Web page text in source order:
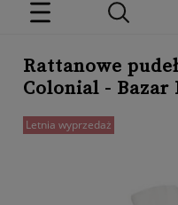
Rattanowe
Colonial - Bazar
Letnia wyprzedaż